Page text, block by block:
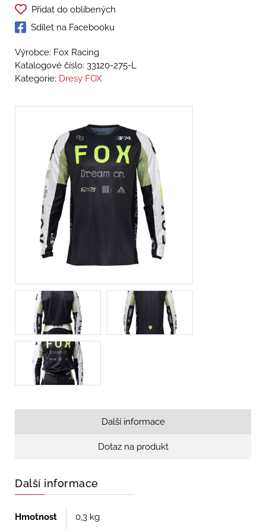
Přidat do oblíbených
Sdílet na Facebooku
Výrobce: Fox Racing
Katalogové číslo: 33120-275-L
Kategorie: Dresy FOX
Další informace
Dotaz na produkt
Další informace
Hmotnost
0,3 kg